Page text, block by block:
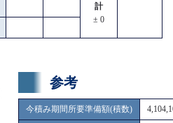
計
± 0
参考
今積み期間所要準備額(積数)